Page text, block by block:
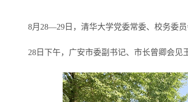
8月28—29日，清华大学党委常委、校务委
28 日下午，广安市委副书记、市长曾卿会见